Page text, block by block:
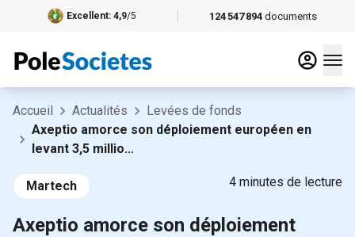
124 547 894 documents
Excellent: 4,9/5
Accueil Actualités
Levées de fonds
Axeptio amorce son déploiement européen en
levant 3,5 millio...
Martech 4 minutes de lecture
Axeptio amorce son déploiement